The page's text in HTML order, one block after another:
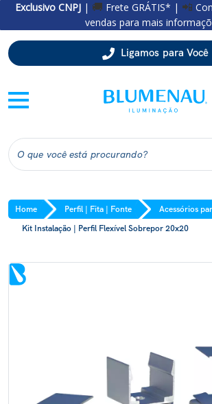
Exclusivo CNPJ | 🚚 Frete GRÁTIS* | 📲
vendas para mais
Ligamos para Você
Home Perfil | Fita | Fonte
Acessórios
Kit Instalação | Perfil Flexível Sobrepor 20x20